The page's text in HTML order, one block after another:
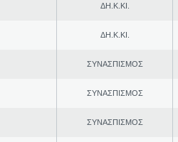
ΔΗ.Κ.ΚΙ.
ΔΗ.Κ.ΚΙ.
ΣΥΝΑΣΠΙΣΜΟΣ
ΣΥΝΑΣΠΙΣΜΟΣ
ΣΥΝΑΣΠΙΣΜΟΣ